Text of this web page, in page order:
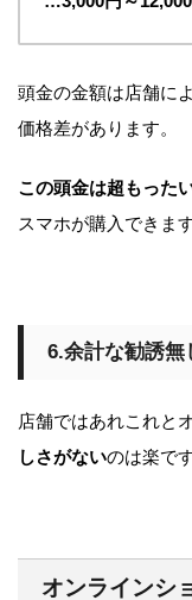
頭金の金額は店舗に
価格差があります。
この頭金は超もった
スマホが購入できま
6.余計な勧誘無
店舗ではあれこれと
しさがないのは楽で
オンラインシ